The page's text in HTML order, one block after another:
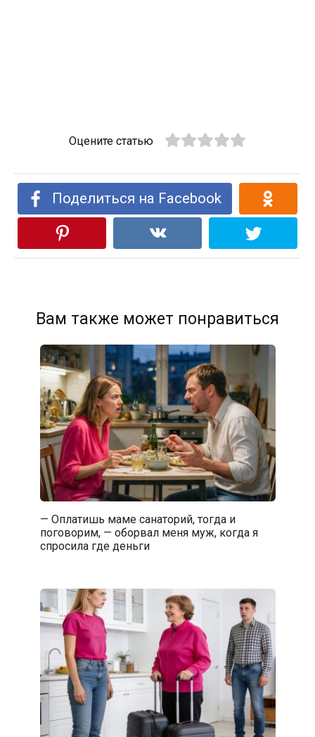
Оцените статью
Поделиться на Facebook
Вам также может понравиться
— Оплатишь маме санаторий, тогда и
поговорим, — оборвал меня муж, когда я
спросила где деньги